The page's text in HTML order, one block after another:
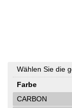
Wählen Sie die
Farbe
CARBON